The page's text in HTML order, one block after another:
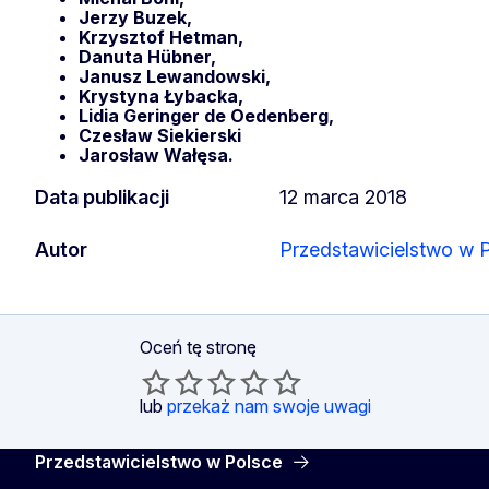
Jerzy Buzek,
Krzysztof Hetman,
Danuta Hübner,
Janusz Lewandowski,
Krystyna Łybacka,
Lidia Geringer de Oedenberg,
Czesław Siekierski
Jarosław Wałęsa.
Data publikacji 12 marca 2018
Autor Przedstawicielstwo w
Oceń tę stronę
lub przekaż nam swoje uwagi
Przedstawicielstwo w Polsce